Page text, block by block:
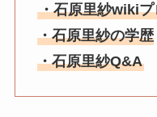
・石原里紗wikiプ
・石原里紗の学歴
・石原里紗Q&A